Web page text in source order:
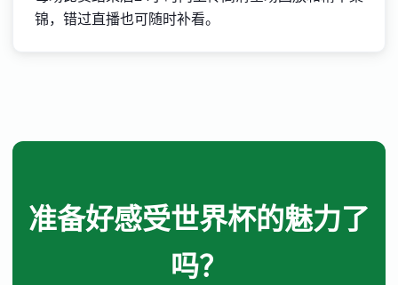
锦，错过直播也可随时补看。
准备好感受世界杯的魅力了
吗？